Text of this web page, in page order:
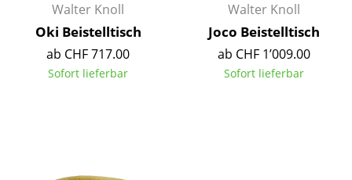
Einzelteile
Tische
Couchtische
Walter Knoll
Oki Beistelltisch
ab CHF 717.00
Sofort lieferbar
Walter Knoll
Joco Beistelltisch
ab CHF 1’009.00
Sofort lieferbar